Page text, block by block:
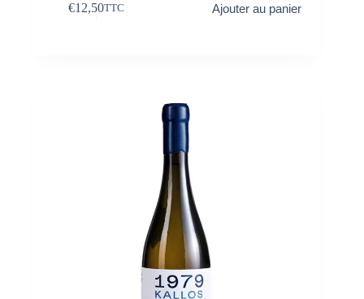
€12,50TTC Ajouter au panier